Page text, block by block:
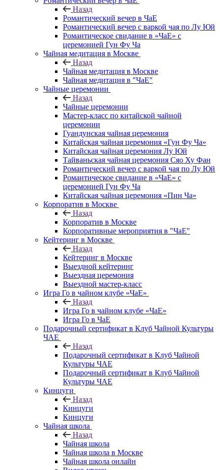
Назад
Романтический вечер в ЧаЕ
Романтический вечер с варкой чая по Лу Юй
Романтическое свидание в «ЧаЕ» с
церемонией Гун Фу Ча
Чайная медитация в Москве
Назад
Чайная медитация в Москве
Чайная медитация в "ЧаЕ"
Чайные церемонии
Назад
Чайные церемонии
Мастер-класс по китайской чайной
церемонии
Гуандунская чайная церемония
Китайская чайная церемония «Гун Фу Ча»
Китайская чайная церемония Лу Юй
Тайваньская чайная церемония Сяо Ху Фан
Романтический вечер с варкой чая по Лу Юй
Романтическое свидание в «ЧаЕ» с
церемонией Гун Фу Ча
Китайская чайная церемония «Пин Ча»
Корпоратив в Москве
Назад
Корпоратив в Москве
Корпоративные мероприятия в "ЧаЕ"
Кейтеринг в Москве
Назад
Кейтеринг в Москве
Выездной кейтеринг
Выездная церемония
Выездной мастер-класс
Игра Го в чайном клубе «ЧаЕ»
Назад
Игра Го в чайном клубе «ЧаЕ»
Игра Го в ЧаЕ
Подарочный сертификат в Клуб Чайной Культуры
ЧАЕ
Назад
Подарочный сертификат в Клуб Чайной
Культуры ЧАЕ
Подарочный сертификат в Клуб Чайной
Культуры ЧАЕ
Кинцуги
Назад
Кинцуги
Кинцуги
Чайная школа
Назад
Чайная школа
Чайная школа в Москве
Чайная школа онлайн